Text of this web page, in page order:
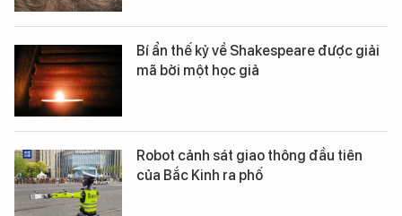
Bí ẩn thế kỷ về Shakespeare được giải
mã bởi một học giả
Robot cảnh sát giao thông đầu tiên
của Bắc Kinh ra phố